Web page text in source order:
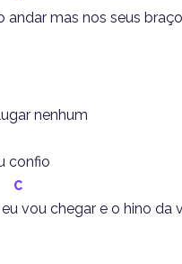
mas nos seus
nenhum
confio
C
vou chegar e o hino